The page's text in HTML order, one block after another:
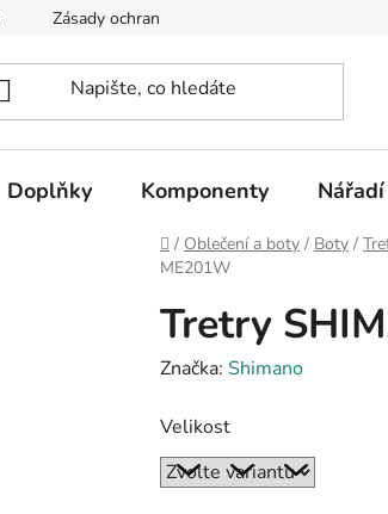
Zásady ochrany osobních údajů
Doplňky Komponenty
Domů
/ Oblečení a boty / Boty /
ME201W
Tretry
Značka: Shimano
Velikost